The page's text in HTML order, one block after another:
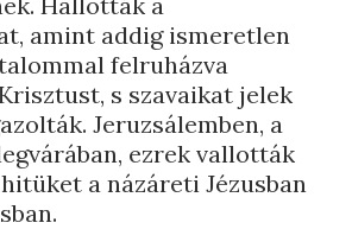
amint addig ismeretlen
felruházva
s szavaikat jelek
Jeruzsálemben, a
ezrek vallották
a názáreti Jézusban